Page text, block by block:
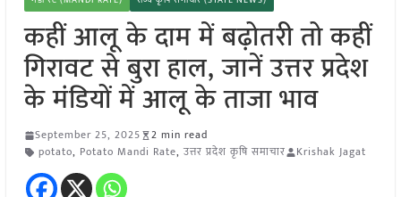
कहीं आलू के दाम में बढ़ोतरी तो कहीं
गिरावट से बुरा हाल, जानें उत्तर प्रदेश
के मंडियों में आलू के ताजा भाव
September 25, 2025
2 min read
potato, Potato Mandi Rate, उत्तर प्रदेश कृषि समाचार Krishak Jagat